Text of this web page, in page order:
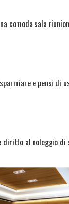
comoda sala
e pensi
al noleggio